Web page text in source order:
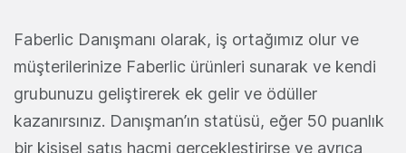
Faberlic Danışmanı olarak, iş ortağımız olur ve
müşterilerinize Faberlic ürünleri sunarak ve kendi
grubunuzu geliştirerek ek gelir ve ödüller
kazanırsınız. Danışman’ın statüsü, eğer 50 puanlık
bir kişisel satış hacmi gerçekleştirirse ve ayrıca